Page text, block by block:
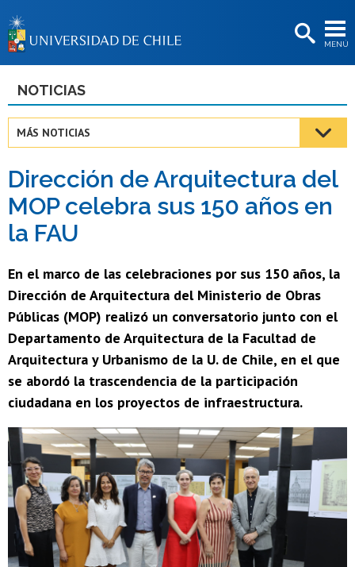
MENÚ
BIBLIOTECAS
Estudiantes
Académicas/os
Funcionarias/os
NOTICIAS
MÁS NOTICIAS
Dirección de Arquitectura del
MOP celebra sus 150 años en
la FAU
En el marco de las celebraciones por sus 150 años, la
Dirección de Arquitectura del Ministerio de Obras
Públicas (MOP) realizó un conversatorio junto con el
Departamento de Arquitectura de la Facultad de
Arquitectura y Urbanismo de la U. de Chile, en el que
se abordó la trascendencia de la participación
ciudadana en los proyectos de infraestructura.